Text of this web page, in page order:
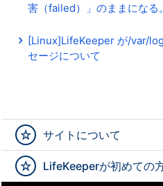
サイトについて
LifeKeeperが初めての
害（failed）」のままになる。
[Linux]LifeKeeper が/var/
セージについて